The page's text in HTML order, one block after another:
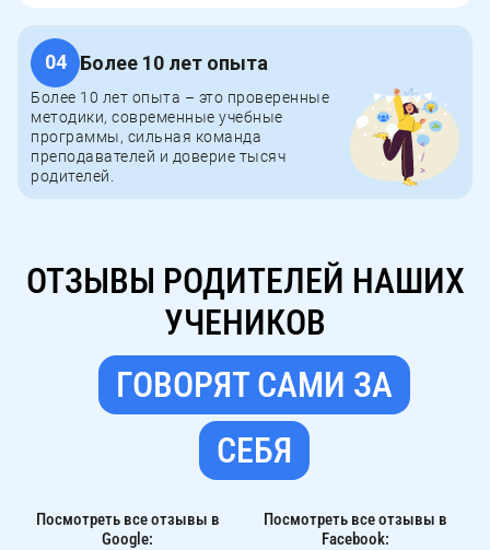
04 Более 10 лет опыта
Более 10 лет опыта – это проверенные
методики, современные учебные
программы, сильная команда
преподавателей и доверие тысяч
родителей.
ОТЗЫВЫ
РОДИТЕЛЕЙ
НАШИХ
УЧЕНИКОВ
ГОВОРЯТ
САМИ
ЗА
СЕБЯ
ОТЗЫВЫ РОДИТЕЛЕЙ НАШИХ
УЧЕНИКОВ
ГОВОРЯТ САМИ ЗА
СЕБЯ
Посмотреть все отзывы в
Google:
Посмотреть все отзывы в
Facebook: